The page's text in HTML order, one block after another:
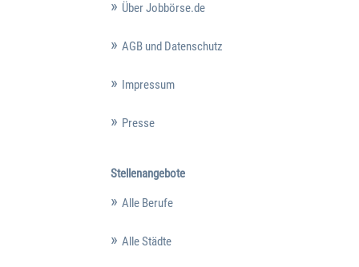
Über Jobbörse.de
AGB und Datenschutz
Impressum
Presse
Stellenangebote
Alle Berufe
Alle Städte